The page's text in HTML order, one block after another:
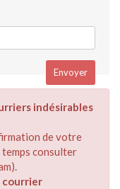
indésirables
de votre
temps consulter
courrier